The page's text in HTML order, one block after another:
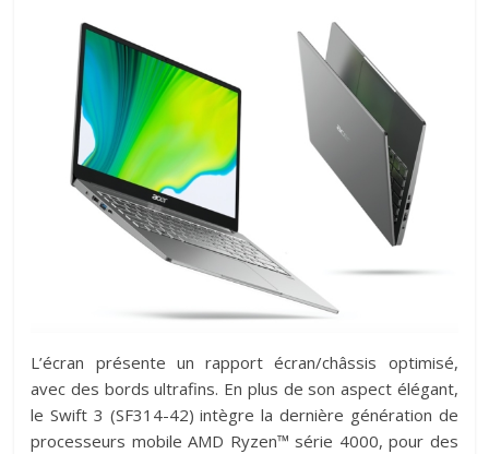
L’écran présente un rapport écran/châssis optimisé,
avec des bords ultrafins. En plus de son aspect élégant,
le Swift 3 (SF314-42) intègre la dernière génération de
processeurs mobile AMD Ryzen™ série 4000, pour des